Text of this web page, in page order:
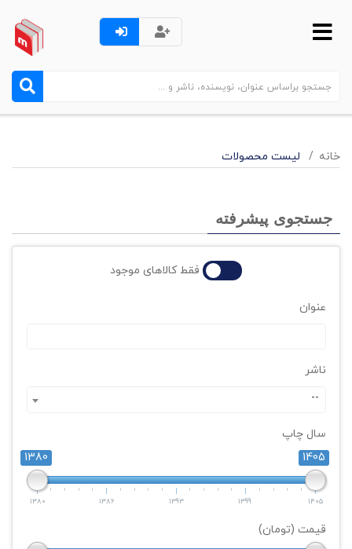
خانه لیست محصولات
جستجوی پیشرفته
فقط کالاهای موجود
عنوان
ناشر
--
سال چاپ
1380
1405
1380 1386 1393 1399 1405
قیمت (تومان)